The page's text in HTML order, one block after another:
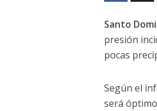
Santo
presión
pocas
Según el
será